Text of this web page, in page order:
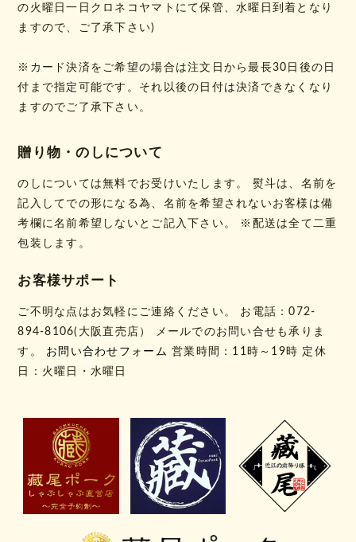
の火曜日一日クロネコヤマトにて保管、水曜日到着となり
ますので、ご了承下さい)
※カード決済をご希望の場合は注文日から最長30日後の日
付まで指定可能です。それ以後の日付は決済できなくなり
ますのでご了承下さい。
贈り物・のしについて
のしについては無料でお受けいたします。 熨斗は、名前を
記入してでの形になる為、名前を希望されないお客様は備
考欄に名前希望しないとご記入下さい。 ※配送は全て二重
包装します。
お客様サポート
ご不明な点はお気軽にご連絡ください。 お電話：072-
894-8106(大阪直売店） メールでのお問い合せも承りま
す。 お問い合わせフォーム 営業時間：11時～19時 定休
日：火曜日・水曜日